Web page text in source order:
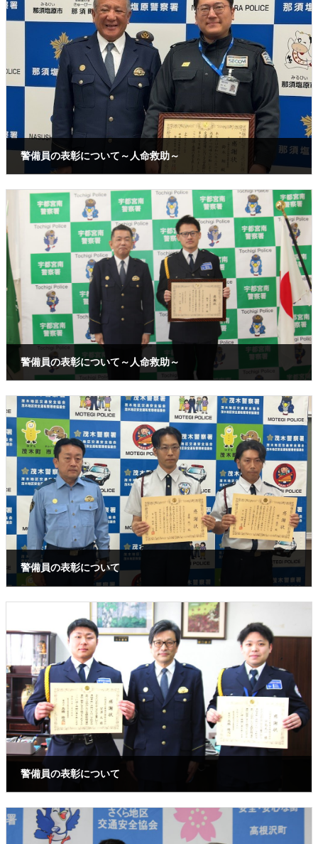
警備員の表彰について～人命救助～
警備員の表彰について～人命救助～
警備員の表彰について
警備員の表彰について